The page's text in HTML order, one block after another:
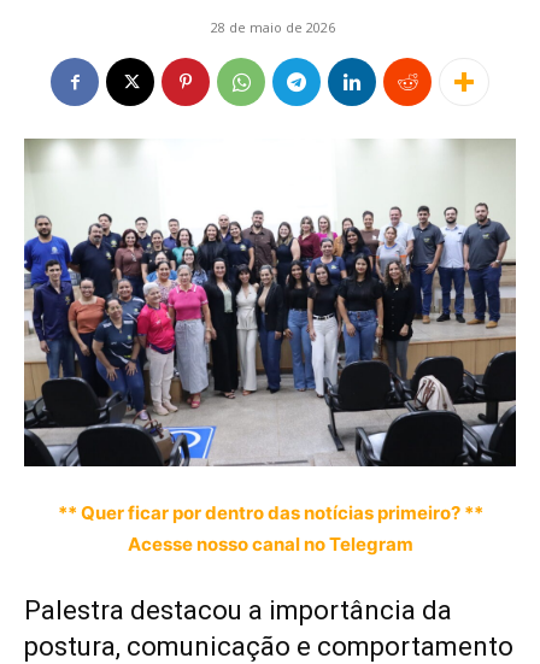
28 de maio de 2026
** Quer ficar por dentro das notícias primeiro? **
Acesse nosso canal no Telegram
Palestra destacou a importância da
postura, comunicação e comportamento